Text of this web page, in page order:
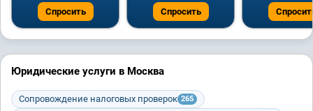
Спросить Спросить
Юридические услуги в Москва
Сопровождение налоговых проверок 265